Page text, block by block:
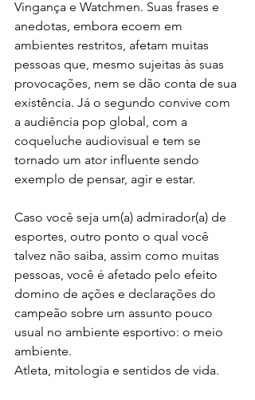
Vingança e Watchmen. Suas frases e
anedotas, embora ecoem em
ambientes restritos, afetam muitas
pessoas que, mesmo sujeitas às suas
provocações, nem se dão conta de sua
existência. Já o segundo convive com
a audiência pop global, com a
coqueluche audiovisual e tem se
tornado um ator influente sendo
exemplo de pensar, agir e estar.
Caso você seja um(a) admirador(a) de
esportes, outro ponto o qual você
talvez não saiba, assim como muitas
pessoas, você é afetado pelo efeito
domino de ações e declarações do
campeão sobre um assunto pouco
usual no ambiente esportivo: o meio
ambiente.
Atleta, mitologia e sentidos de vida.